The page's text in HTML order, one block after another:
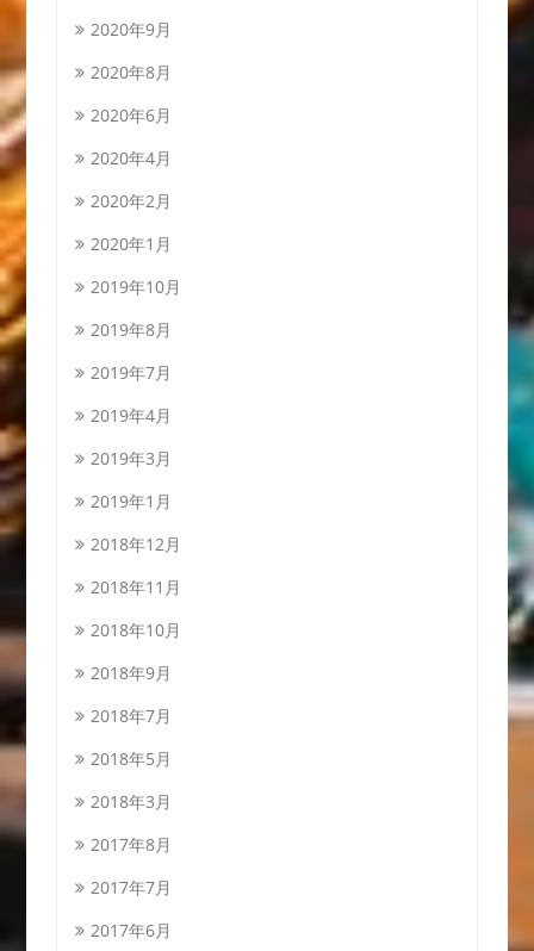
2020年9月
2020年8月
2020年6月
2020年4月
2020年2月
2020年1月
2019年10月
2019年8月
2019年7月
2019年4月
2019年3月
2019年1月
2018年12月
2018年11月
2018年10月
2018年9月
2018年7月
2018年5月
2018年3月
2017年8月
2017年7月
2017年6月